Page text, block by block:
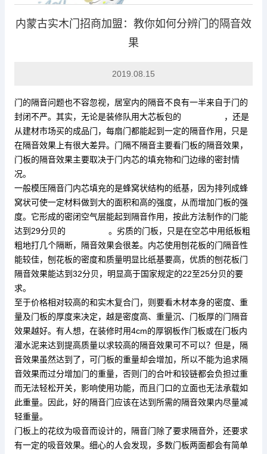
内蒙古实木门招商加盟：教你如何分辨门的隔音效
果
2019.08.15
门的隔音问题也不容忽视，居室内的隔音不良有一半来自于门的
封闭不严。其实，无论是装修队用大芯板包的
，还是
从建材市场买的成品门，每扇门都能起到一定的隔音作用，只是
在隔音效果上有很大差异。门隔不隔音主要看门板的隔音效果，
门板的隔音效果主要取决于门内芯的填充物和门边缘的密封情
况。
一般模压隔音门内芯填充的是蜂窝状结构的纸基，因为排列成蜂
窝状可使一定材料做到大的面积和高的强度，从而增加门板的强
度。它形成的密闭空气层能起到隔音作用，按此方法制作的门能
达到29分贝的
。劣质的门板，只是在空芯中用纸板粗
粗地打几个隔断，隔音效果会很差。内芯使用刨花板的门隔音性
能较佳，刨花板的密度和质量明显比纸基要高，优质的刨花板门
隔音效果能达到32分贝，明显高于国家规定的22至25分贝的要
求。
至于价格相对较高的和实木复合门，则要看木材本身的密度、重
量及门板的厚度来决定，越是密度高、重量沉、门板厚的门隔音
效果越好。有人想，在装修时用4cm的厚钢板作门板或在门板内
灌水泥来达到提高质量以求较高的隔音效果可不可以？但是，隔
音效果虽然达到了，可门板的重量却会增加，所以不能为追求隔
音效果而过分增加门的重量，否则门的合叶和铰链都会负担过重
而无法轻松开关，影响使用功能，而且门口的立面也无法承载如
此重量。因此，好的隔音门应该在达到所需的隔音效果内尽量减
轻重量。
门板上的花纹为吸音而设计的，隔音门除了要求隔音外，还要求
有一定的吸音效果。细心的人会发现，多数门板两面都会有简单